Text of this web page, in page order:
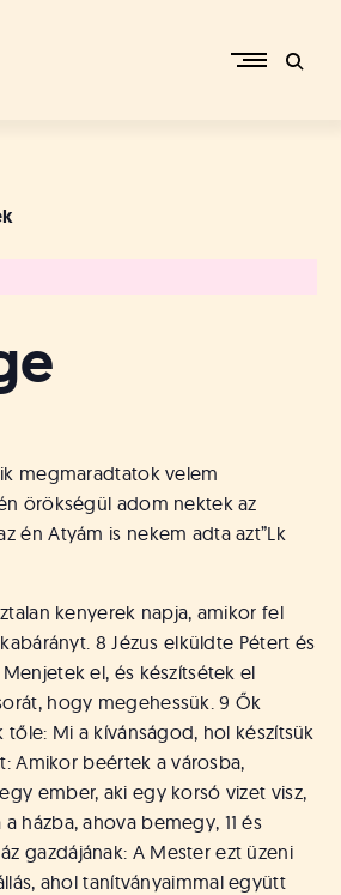
megmaradtatok velem
örökségül adom nektek az
én Atyám is nekem adta azt”Lk
kenyerek napja, amikor fel
8 Jézus elküldte Pétert és
el, és készítsétek el
hogy megehessük. 9 Ők
Mi a kívánságod, hol készítsük
Amikor beértek a városba,
ember, aki egy korsó vizet visz,
házba, ahova bemegy, 11 és
gazdájának: A Mester ezt üzeni
ahol tanítványaimmal együtt